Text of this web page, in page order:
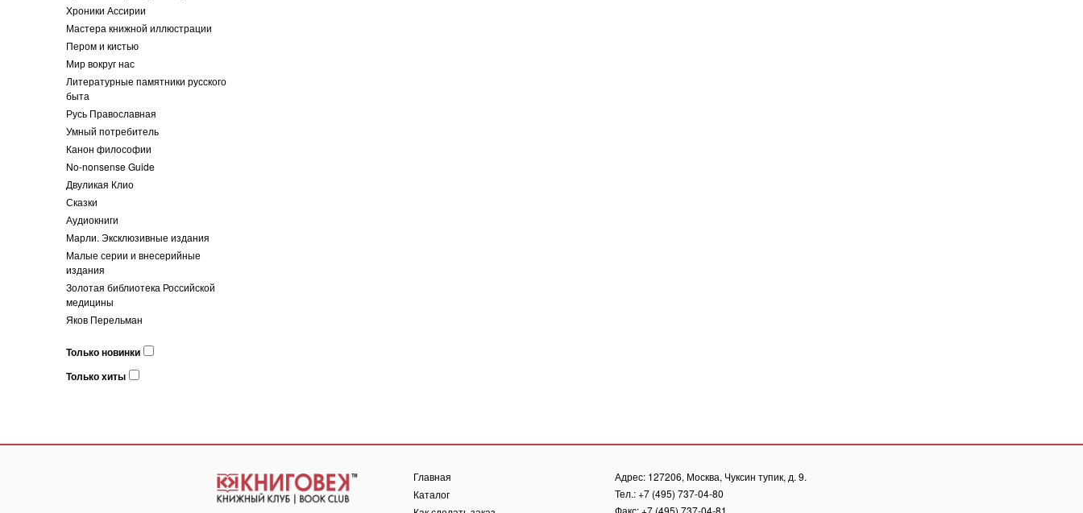
Хроники Ассирии
Мастера книжной иллюстрации
Пером и кистью
Мир вокруг нас
Литературные памятники русского
быта
Русь Православная
Умный потребитель
Канон философии
No-nonsense Guide
Двуликая Клио
Сказки
Аудиокниги
Марли. Эксклюзивные издания
Малые серии и внесерийные
издания
Золотая библиотека Российской
медицины
Яков Перельман
Только новинки
Только хиты
Главная
Каталог
Адрес: 127206, Москва, Чуксин тупик, д. 9.
Тел.: +7 (495) 737-04-80
Факс: +7 (495) 737-04-81